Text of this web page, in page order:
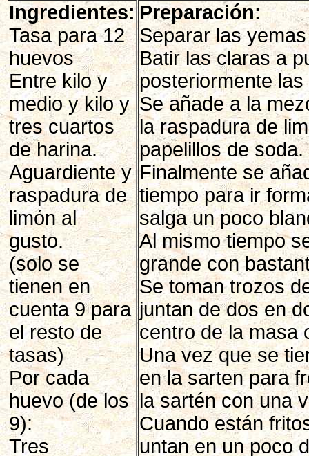
Ingredientes:
Tasa para 12
huevos
Entre kilo y
medio y kilo y
tres cuartos
de harina.
Aguardiente y
raspadura de
limón al
gusto.
(solo se
tienen en
cuenta 9 para
el resto de
tasas)
Por cada
huevo (de los
9):
Tres
Preparación:
Separar las
Batir las claras a
posteriormente
Se añade a la
la raspadura de
papelillos de soda.
Finalmente se
tiempo para ir
salga un poco
Al mismo tiempo
grande con
Se toman trozos
juntan de dos en
centro de la masa
Una vez que se
en la sarten para
la sartén con una
Cuando están
untan en un poco